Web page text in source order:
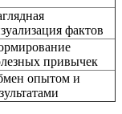
фактов
привычек
опытом и